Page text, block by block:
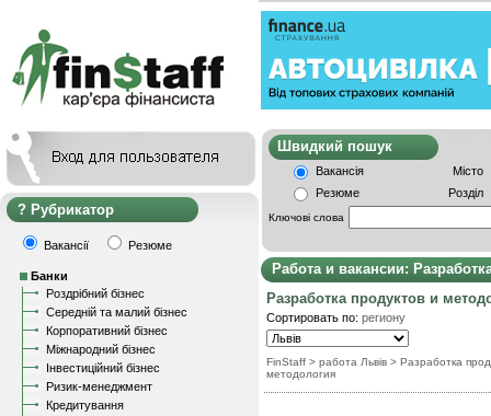
Рубрикатор
Вакансії Резюме
Банки
Роздрібний бізнес
Середній та малий бізнес
Корпоративний бізнес
Міжнародний бізнес
Інвестиційний бізнес
Ризик-менеджмент
Кредитування
Швидкий
Вакансія
Місто
Резюме
Розділ
Ключові слова
Работа и вакансии:
Разработка продуктов и
Сортировать по: региону
FinStaff > работа Львів > Разработка
методология